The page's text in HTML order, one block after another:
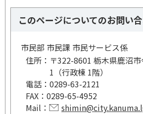
このページについてのお問い
市民部 市民課 市民サービス係
住所： 〒322-8601 栃木県鹿沼
1（行政棟 1階）
電話： 0289-63-2121
FAX： 0289-65-4952
Mail：